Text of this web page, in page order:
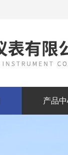
产品